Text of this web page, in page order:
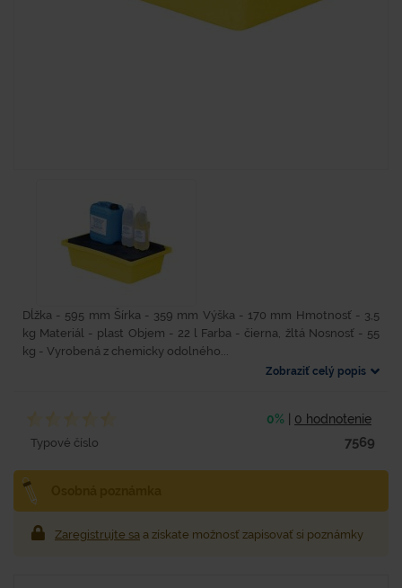
Dĺžka - 595 mm Šírka - 359 mm Výška - 170 mm Hmotnosť - 3,5
kg Materiál - plast Objem - 22 l Farba - čierna, žltá Nosnosť - 55
kg - Vyrobená z chemicky odolného...
Zobraziť celý popis
0% 0 hodnotenie
Typové číslo 7569
Zaregistrujte sa a získate možnosť zapisovať si poznámky